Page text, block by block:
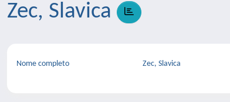
Zec, Slavica
Nome completo Zec, Slavica